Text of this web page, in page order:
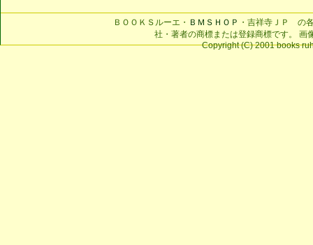
ＢＯＯＫＳルーエ・ ＢＭＳＨＯＰ ・吉祥寺ＪＰ の
社・著者の商標または登録商標です。 画
Copyright (C) 2001 books